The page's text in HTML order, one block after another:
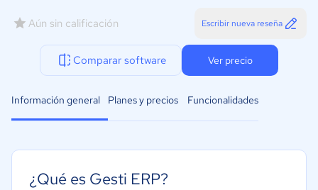
Aún sin calificación Escribir nueva reseña
Comparar software Ver precio
Información general Planes y precios Funcionalidades
¿Qué es Gesti ERP?